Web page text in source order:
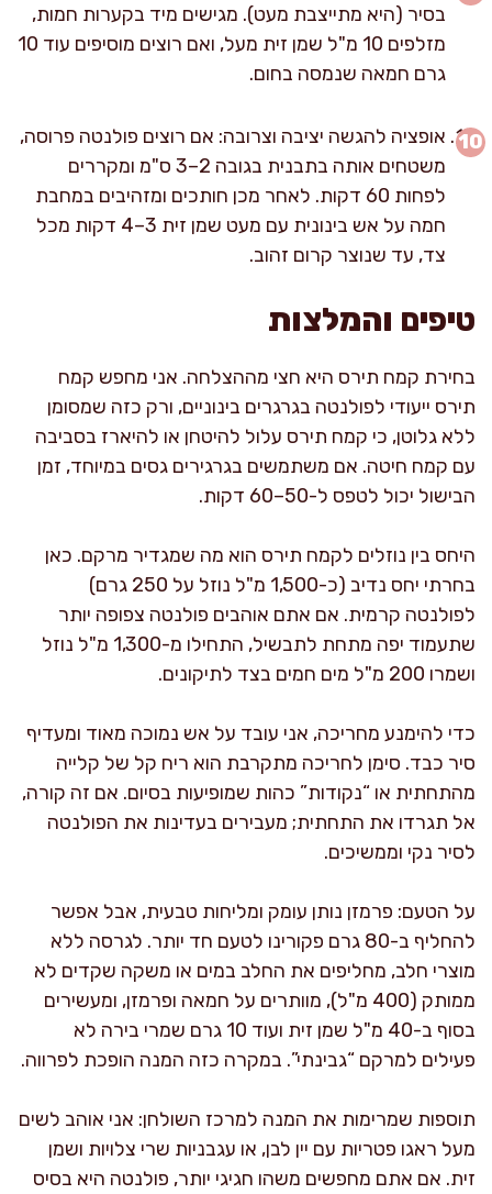
בסיר (היא מתייצבת מעט). מגישים מיד בקערות חמות,
מזלפים 10 מ"ל שמן זית מעל, ואם רוצים מוסיפים עוד 10
גרם חמאה שנמסה בחום.
אופציה להגשה יציבה וצרובה: אם רוצים פולנטה פרוסה,
משטחים אותה בתבנית בגובה 2–3 ס"מ ומקררים
לפחות 60 דקות. לאחר מכן חותכים ומזהיבים במחבת
חמה על אש בינונית עם מעט שמן זית 3–4 דקות מכל
צד, עד שנוצר קרום זהוב.
טיפים והמלצות
בחירת קמח תירס היא חצי מההצלחה. אני מחפש קמח
תירס ייעודי לפולנטה בגרגרים בינוניים, ורק כזה שמסומן
ללא גלוטן, כי קמח תירס עלול להיטחן או להיארז בסביבה
עם קמח חיטה. אם משתמשים בגרגירים גסים במיוחד, זמן
הבישול יכול לטפס ל-50–60 דקות.
היחס בין נוזלים לקמח תירס הוא מה שמגדיר מרקם. כאן
בחרתי יחס נדיב (כ-1,500 מ"ל נוזל על 250 גרם)
לפולנטה קרמית. אם אתם אוהבים פולנטה צפופה יותר
שתעמוד יפה מתחת לתבשיל, התחילו מ-1,300 מ"ל נוזל
ושמרו 200 מ"ל מים חמים בצד לתיקונים.
כדי להימנע מחריכה, אני עובד על אש נמוכה מאוד ומעדיף
סיר כבד. סימן לחריכה מתקרבת הוא ריח קל של קלייה
מהתחתית או “נקודות” כהות שמופיעות בסיום. אם זה קורה,
אל תגרדו את התחתית; מעבירים בעדינות את הפולנטה
לסיר נקי וממשיכים.
על הטעם: פרמזן נותן עומק ומליחות טבעית, אבל אפשר
להחליף ב-80 גרם פקורינו לטעם חד יותר. לגרסה ללא
מוצרי חלב, מחליפים את החלב במים או משקה שקדים לא
ממותק (400 מ"ל), מוותרים על חמאה ופרמזן, ומעשירים
בסוף ב-40 מ"ל שמן זית ועוד 10 גרם שמרי בירה לא
פעילים למרקם “גבינתי”. במקרה כזה המנה הופכת לפרווה.
תוספות שמרימות את המנה למרכז השולחן: אני אוהב לשים
מעל ראגו פטריות עם יין לבן, או עגבניות שרי צלויות ושמן
זית. אם אתם מחפשים משהו חגיגי יותר, פולנטה היא בסיס